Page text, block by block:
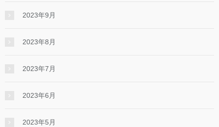
2023年9月
2023年8月
2023年7月
2023年6月
2023年5月